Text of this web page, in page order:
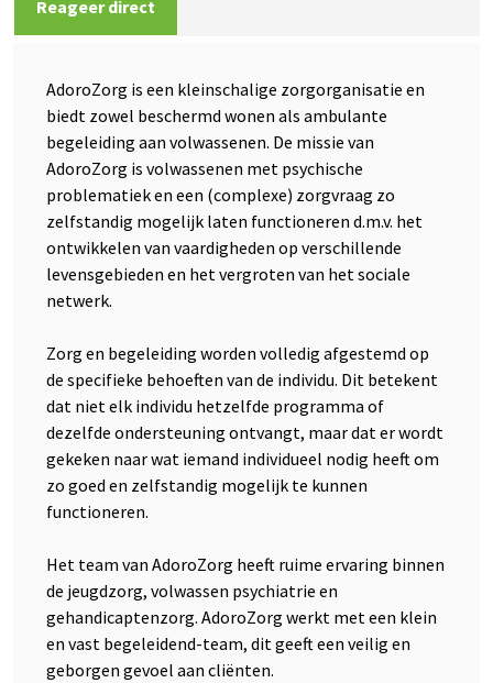
Reageer direct
AdoroZorg is een kleinschalige zorgorganisatie en
biedt zowel beschermd wonen als ambulante
begeleiding aan volwassenen. De missie van
AdoroZorg is volwassenen met psychische
problematiek en een (complexe) zorgvraag zo
zelfstandig mogelijk laten functioneren d.m.v. het
ontwikkelen van vaardigheden op verschillende
levensgebieden en het vergroten van het sociale
netwerk.
Zorg en begeleiding worden volledig afgestemd op
de specifieke behoeften van de individu. Dit betekent
dat niet elk individu hetzelfde programma of
dezelfde ondersteuning ontvangt, maar dat er wordt
gekeken naar wat iemand individueel nodig heeft om
zo goed en zelfstandig mogelijk te kunnen
functioneren.
Het team van AdoroZorg heeft ruime ervaring binnen
de jeugdzorg, volwassen psychiatrie en
gehandicaptenzorg. AdoroZorg werkt met een klein
en vast begeleidend-team, dit geeft een veilig en
geborgen gevoel aan cliënten.